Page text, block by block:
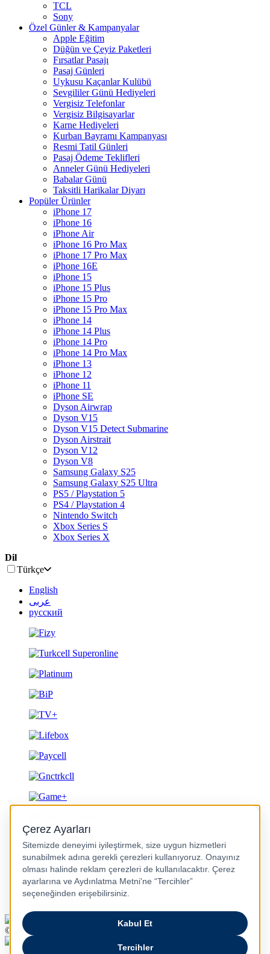
TCL
Sony
Özel Günler & Kampanyalar
Apple Eğitim
Düğün ve Çeyiz Paketleri
Fırsatlar Pasajı
Pasaj Günleri
Uykusu Kaçanlar Kulübü
Sevgililer Günü Hediyeleri
Vergisiz Telefonlar
Vergisiz Bilgisayarlar
Karne Hediyeleri
Kurban Bayramı Kampanyası
Resmi Tatil Günleri
Pasaj Ödeme Teklifleri
Anneler Günü Hediyeleri
Babalar Günü
Taksitli Harikalar Diyarı
Popüler Ürünler
iPhone 17
iPhone 16
iPhone Air
iPhone 16 Pro Max
iPhone 17 Pro Max
iPhone 16E
iPhone 15
iPhone 15 Plus
iPhone 15 Pro
iPhone 15 Pro Max
iPhone 14
iPhone 14 Plus
iPhone 14 Pro
iPhone 14 Pro Max
iPhone 13
iPhone 12
iPhone 11
iPhone SE
Dyson Airwrap
Dyson V15
Dyson V15 Detect Submarine
Dyson Airstrait
Dyson V12
Dyson V8
Samsung Galaxy S25
Samsung Galaxy S25 Ultra
PS5 / Playstation 5
PS4 / Playstation 4
Nintendo Switch
Xbox Series S
Xbox Series X
Dil
Türkçe
English
عربى
русский
Gizlilik ve Güvenlik
© 2026 Turkcell